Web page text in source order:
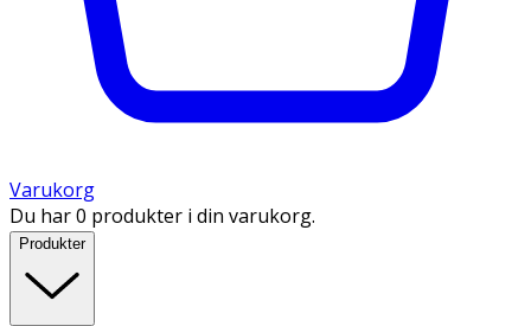
Varukorg
Du har 0 produkter i din varukorg.
Produkter